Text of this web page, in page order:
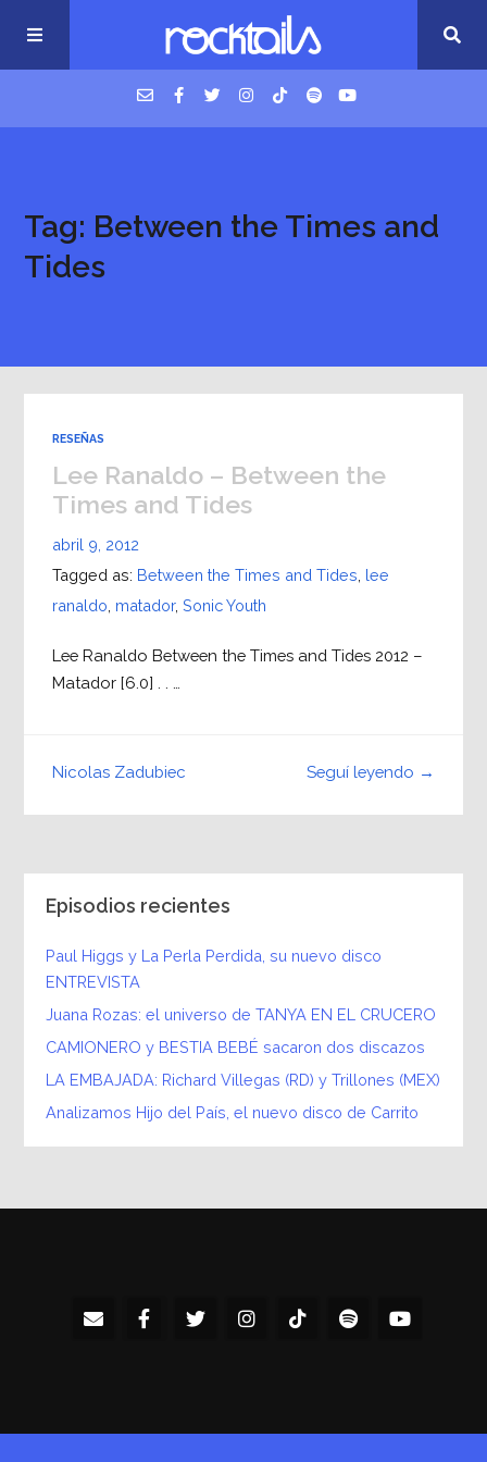
Cigarrillos en la cama
Tag: Between the Times and
Tides
RESEÑAS
Lee Ranaldo – Between the
Times and Tides
abril 9, 2012
Tagged as: Between the Times and Tides lee
ranaldo matador, Sonic Youth
Lee Ranaldo Between the Times and Tides 2012 –
Matador [6.0] . . …
Seguí leyendo →
Nicolas Zadubiec
Episodios recientes
Paul Higgs y La Perla Perdida, su nuevo disco
ENTREVISTA
Juana Rozas: el universo de TANYA EN EL CRUCERO
CAMIONERO y BESTIA BEBÉ sacaron dos discazos
LA EMBAJADA: Richard Villegas (RD) y Trillones (MEX)
Analizamos Hijo del País, el nuevo disco de Carrito